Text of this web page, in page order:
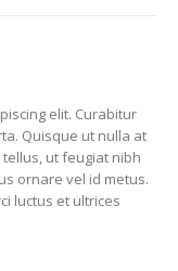
elit. Curabitur
Quisque ut nulla at
ut feugiat nibh
ornare vel id metus.
luctus et ultrices